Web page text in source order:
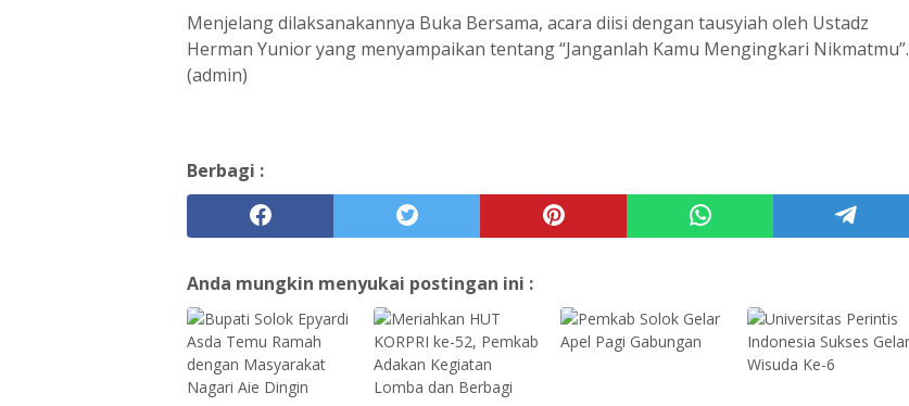
Menjelang dilaksanakannya Buka Bersama, acara diisi dengan tausyiah oleh Ustadz
Herman Yunior yang menyampaikan tentang “Janganlah Kamu Mengingkari Nikmatmu”.
(admin)
Berbagi :
Anda mungkin menyukai postingan ini :